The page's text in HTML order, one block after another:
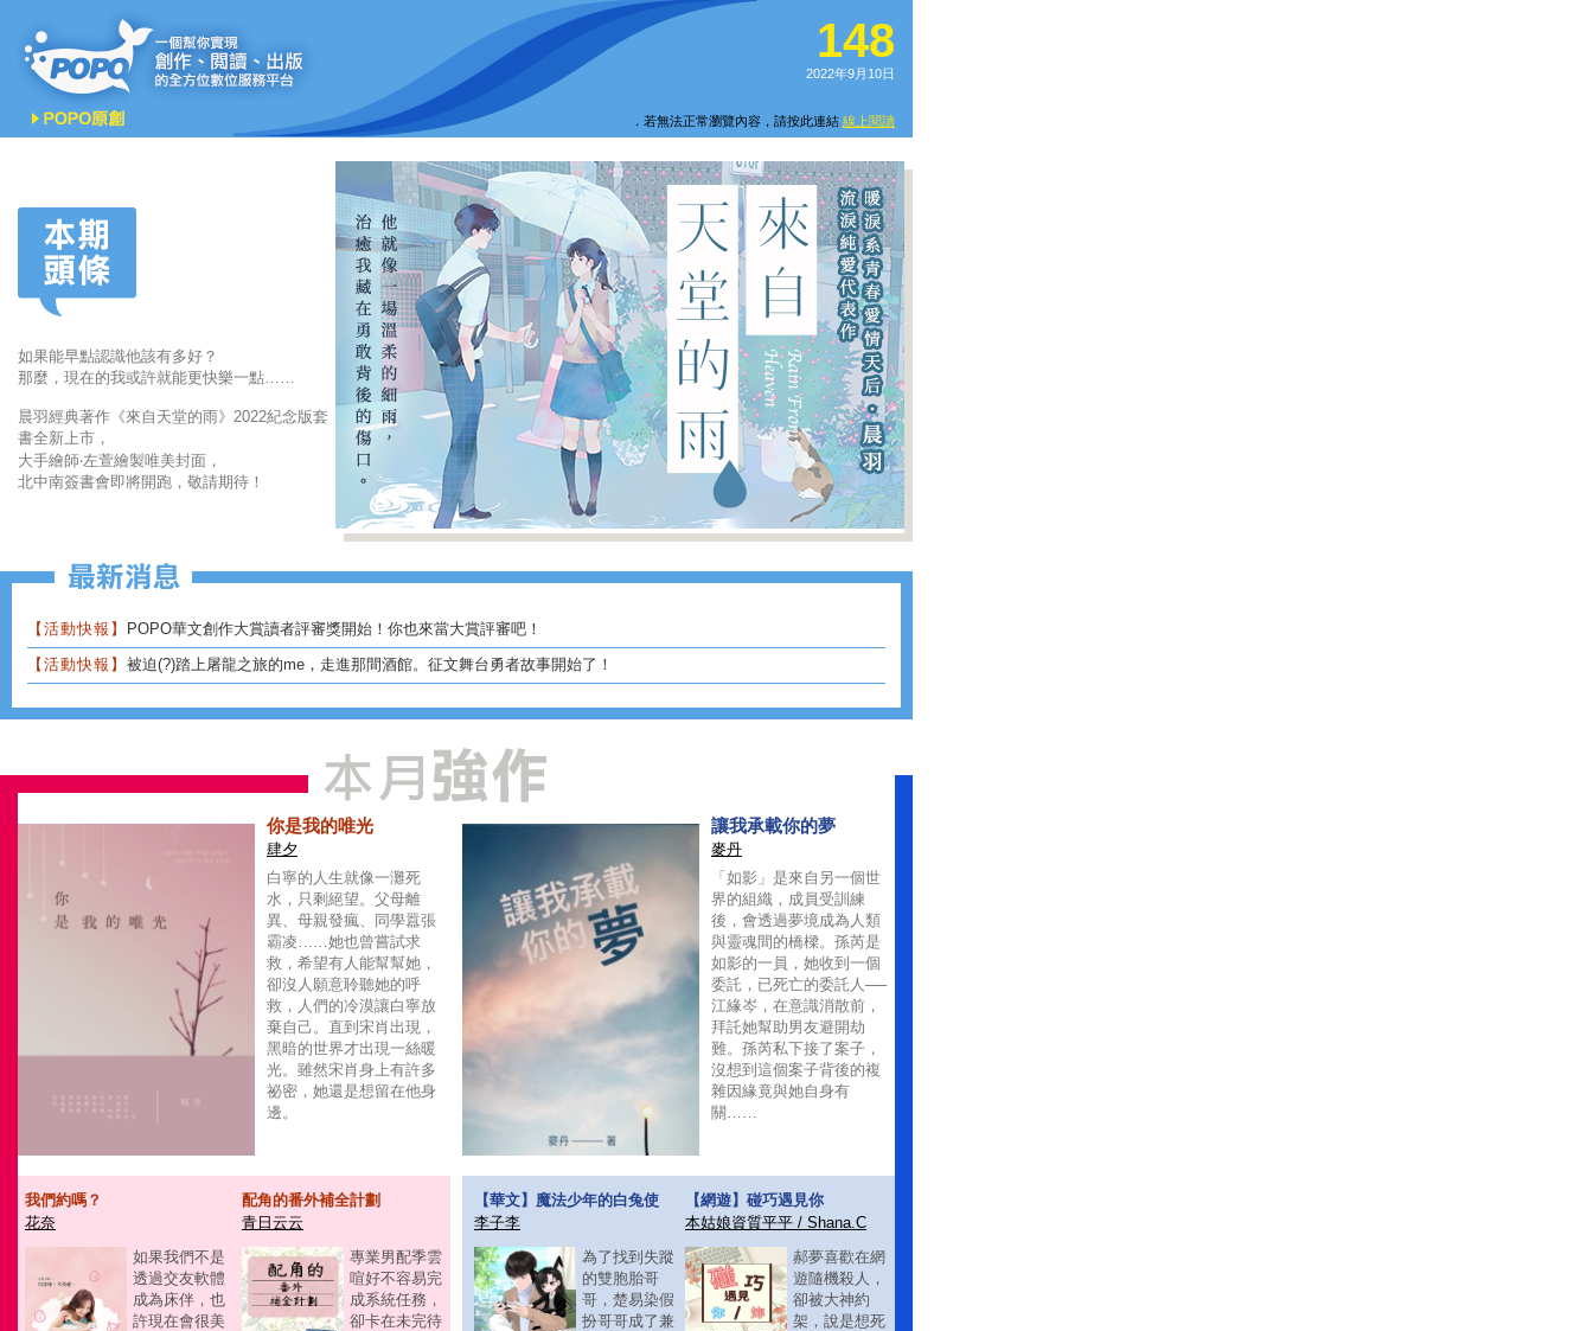
148
2022年9月10日
．若無法正常瀏覽內容，請按此連結 線上閱讀
如果能早點認識他該有多好？
那麼，現在的我或許就能更快樂一點……
晨羽經典著作《來自天堂的雨》2022紀念版套
書全新上市，
大手繪師‧左萱繪製唯美封面，
北中南簽書會即將開跑，敬請期待！
【活動快報】
POPO華文創作大賞讀者評審獎開始！你也來當大賞評審吧！
【活動快報】 被迫(?)踏上屠龍之旅的me，走進那間酒館。征文舞台勇者故事開始了！
你是我的唯光
肆夕
讓我承載你的夢
麥丹
白寧的人生就像一灘死
水，只剩絕望。父母離
異、母親發瘋、同學囂張
霸凌……她也曾嘗試求
救，希望有人能幫幫她，
卻沒人願意聆聽她的呼
救，人們的冷漠讓白寧放
棄自己。直到宋肖出現，
黑暗的世界才出現一絲暖
光。雖然宋肖身上有許多
祕密，她還是想留在他身
邊。
「如影」是來自另一個世
界的組織，成員受訓練
後，會透過夢境成為人類
與靈魂間的橋樑。孫芮是
如影的一員，她收到一個
委託，已死亡的委託人──
江緣岑，在意識消散前，
拜託她幫助男友避開劫
難。孫芮私下接了案子，
沒想到這個案子背後的複
雜因緣竟與她自身有
關……
我們約嗎？
花奈
配角的番外補全計劃
青日云云
【華文】魔法少年的白兔使
李子李
【網遊】碰巧遇見你
本姑娘資質平平 / Shana.C
如果我們不是
透過交友軟體
成為床伴，也
許現在會很美
專業男配季雲
喧好不容易完
成系統任務，
卻卡在未完待
為了找到失蹤
的雙胞胎哥
哥，楚易染假
扮哥哥成了兼
郝夢喜歡在網
遊隨機殺人，
卻被大神約
架，說是想死